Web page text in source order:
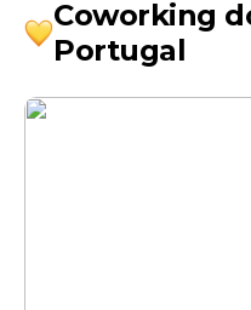
Coworking
Portugal